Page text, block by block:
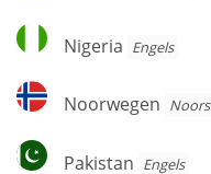
Nigeria
Nigeria Engels
Noorwegen
Noorwegen Noors
Pakistan
Pakistan Engels